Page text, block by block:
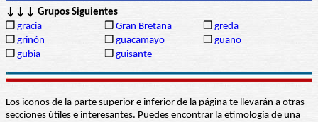
↓↓↓ Grupos Siguientes
❒ gracia ❒ Gran Bretaña ❒ greda
❒ griñón ❒ guacamayo ❒ guano
❒ gubia ❒ guisante
Los iconos de la parte superior e inferior de la página te llevarán a otras
secciones útiles e interesantes. Puedes encontrar la etimología de una